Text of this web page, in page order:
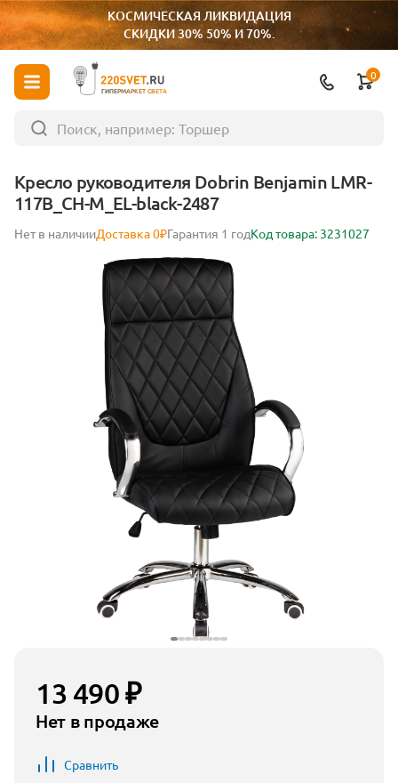
КОСМИЧЕСКАЯ ЛИКВИДАЦИЯ
СКИДКИ 30% 50% И 70%.
ГИПЕРМАРКЕТ СВЕТА
0
Кресло руководителя Dobrin Benjamin LMR-
117B_CH-M_EL-black-2487
Нет в наличииДоставка 0₽Гарантия 1 годКод товара: 3231027
13 490 ₽
Нет в продаже
Сравнить